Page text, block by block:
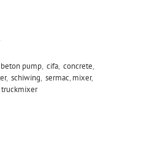
beton pump, cifa, concrete,
, schiwing, sermac, mixer,
truckmixer